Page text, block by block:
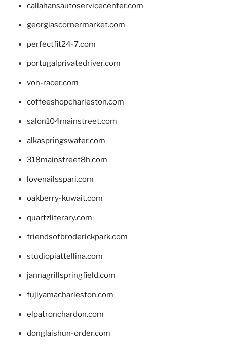
callahansautoservicecenter.com
georgiascornermarket.com
perfectfit24-7.com
portugalprivatedriver.com
von-racer.com
coffeeshopcharleston.com
salon104mainstreet.com
alkaspringswater.com
318mainstreet8h.com
lovenailsspari.com
oakberry-kuwait.com
quartzliterary.com
friendsofbroderickpark.com
studiopiattellina.com
jannagrillspringfield.com
fujiyamacharleston.com
elpatronchardon.com
donglaishun-order.com